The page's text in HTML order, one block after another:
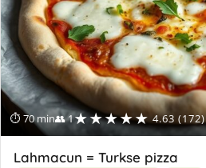
⏱ 70 min👥 1★★★★★ 4.63 (172)
Lahmacun = Turkse pizza